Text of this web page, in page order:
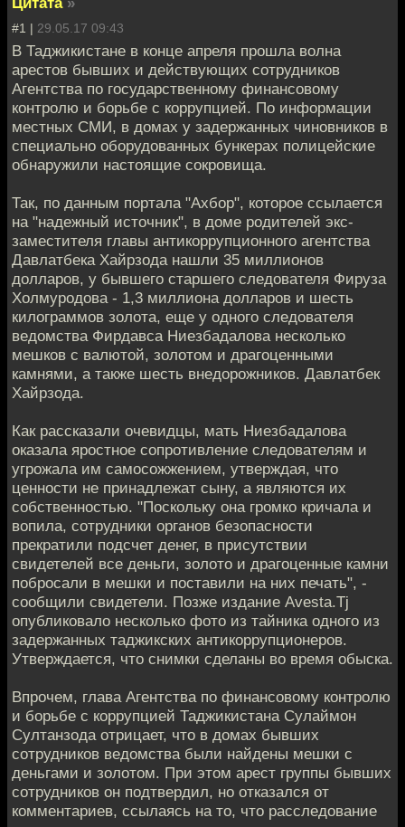
#1 | 29.05.17 09:43
В Таджикистане в конце апреля прошла волна
арестов бывших и действующих сотрудников
Агентства по государственному финансовому
контролю и борьбе с коррупцией. По информации
местных СМИ, в домах у задержанных чиновников в
специально оборудованных бункерах полицейские
обнаружили настоящие сокровища.
Так, по данным портала "Ахбор", которое ссылается
на "надежный источник", в доме родителей экс-
заместителя главы антикоррупционного агентства
Давлатбека Хайрзода нашли 35 миллионов
долларов, у бывшего старшего следователя Фируза
Холмуродова - 1,3 миллиона долларов и шесть
килограммов золота, еще у одного следователя
ведомства Фирдавса Ниезбадалова несколько
мешков с валютой, золотом и драгоценными
камнями, а также шесть внедорожников. Давлатбек
Хайрзода.
Как рассказали очевидцы, мать Ниезбадалова
оказала яростное сопротивление следователям и
угрожала им самосожжением, утверждая, что
ценности не принадлежат сыну, а являются их
собственностью. "Поскольку она громко кричала и
вопила, сотрудники органов безопасности
прекратили подсчет денег, в присутствии
свидетелей все деньги, золото и драгоценные камни
побросали в мешки и поставили на них печать", -
сообщили свидетели. Позже издание Avesta.Tj
опубликовало несколько фото из тайника одного из
задержанных таджикских антикоррупционеров.
Утверждается, что снимки сделаны во время обыска.
Впрочем, глава Агентства по финансовому контролю
и борьбе с коррупцией Таджикистана Сулаймон
Султанзода отрицает, что в домах бывших
сотрудников ведомства были найдены мешки с
деньгами и золотом. При этом арест группы бывших
сотрудников он подтвердил, но отказался от
комментариев, ссылаясь на то, что расследование